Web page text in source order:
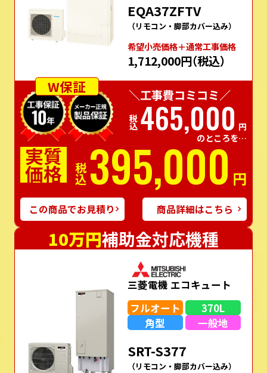
EQA37ZFTV
（リモコン・脚部カバー込み）
希望⼩売価格＋通常⼯事価格
1,712,000円（税込）
W保証
＼工事費コミコミ／
税込465,000 円
のところを…
実質
価格 税込395,000 円
この商品でお見積り 商品詳細はこちら
10万円補助金対応機種
三菱電機 エコキュート
フルオート
370L
角型
一般地
SRT-S377
（リモコン・脚部カバー込み）